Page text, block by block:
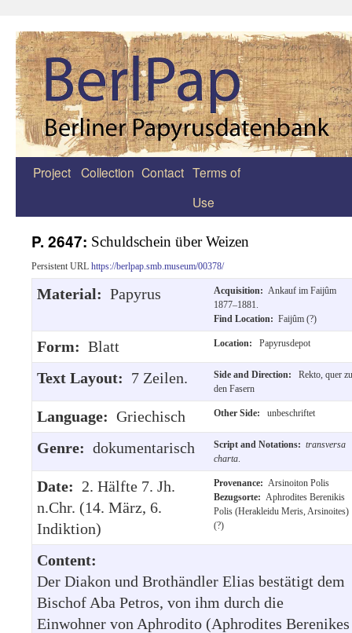
Zum
Project Collection Contact Terms of
Use
P. 2647: Schuldschein über Weizen
Persistent URL https://berlpap.smb.museum/00378/
Material: Papyrus Acquisition: Ankauf im Faijûm
1877–1881.
Find Location: Faijûm (?)
Form: Blatt Location: Papyrusdepot
Text Layout: 7 Zeilen. Side and Direction:
Rekto, quer zu
den Fasern
Language: Griechisch Other Side: unbeschriftet
Genre: dokumentarisch Script and Notations: transversa
charta
Date: 2. Hälfte 7. Jh.
n.Chr. (14. März, 6.
Indiktion)
Provenance: Arsinoiton Polis
Bezugsorte: Aphrodites Berenikis
Polis (Herakleidu Meris, Arsinoites)
(?)
Content:
Der Diakon und Brothändler Elias bestätigt dem
Bischof Aba Petros, von ihm durch die
Einwohner von Aphrodito (Aphrodites Berenikes